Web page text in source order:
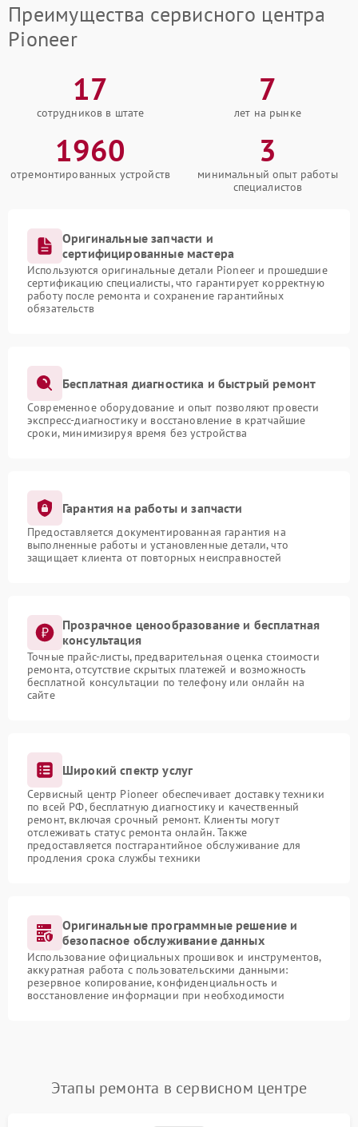
Преимущества сервисного центра
Pioneer
17
сотрудников в штате
7
лет на рынке
1960
отремонтированных устройств
3
минимальный опыт работы
специалистов
Оригинальные запчасти и
сертифицированные мастера
Используются оригинальные детали Pioneer и прошедшие
сертификацию специалисты, что гарантирует корректную
работу после ремонта и сохранение гарантийных
обязательств
Бесплатная диагностика и быстрый ремонт
Современное оборудование и опыт позволяют провести
экспресс-диагностику и восстановление в кратчайшие
сроки, минимизируя время без устройства
Гарантия на работы и запчасти
Предоставляется документированная гарантия на
выполненные работы и установленные детали, что
защищает клиента от повторных неисправностей
Прозрачное ценообразование и бесплатная
консультация
Точные прайс-листы, предварительная оценка стоимости
ремонта, отсутствие скрытых платежей и возможность
бесплатной консультации по телефону или онлайн на
сайте
Широкий спектр услуг
Сервисный центр Pioneer обеспечивает доставку техники
по всей РФ, бесплатную диагностику и качественный
ремонт, включая срочный ремонт. Клиенты могут
отслеживать статус ремонта онлайн. Также
предоставляется постгарантийное обслуживание для
продления срока службы техники
Оригинальные программные решение и
безопасное обслуживание данных
Использование официальных прошивок и инструментов,
аккуратная работа с пользовательскими данными:
резервное копирование, конфиденциальность и
восстановление информации при необходимости
Этапы ремонта в сервисном центре